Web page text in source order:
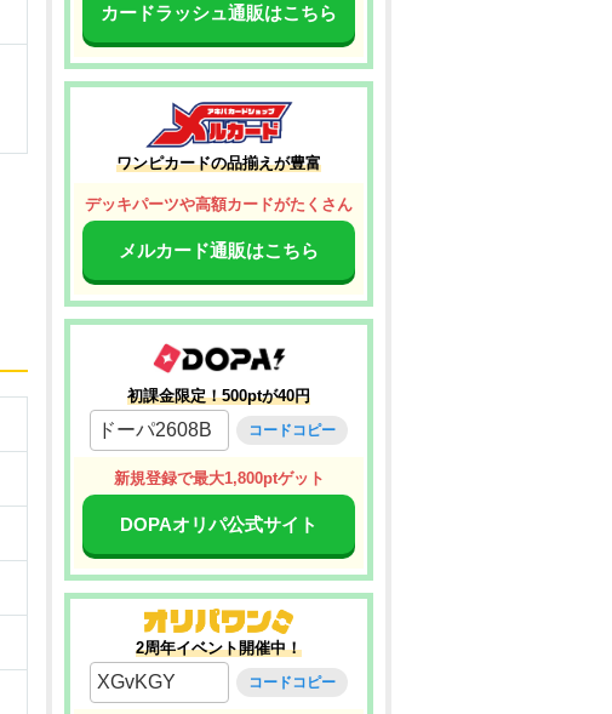
カードラッシュ通販はこちら
ワンピカードの品揃えが豊富
デッキパーツや高額カードがたくさん
メルカード通販はこちら
初課金限定！500ptが40円
ドーパ2608B コードコピー
新規登録で最大1,800ptゲット
DOPAオリパ公式サイト
2周年イベント開催中！
XGvKGY コードコピー